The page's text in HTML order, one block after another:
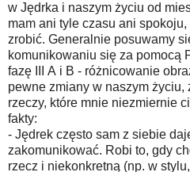
w Jędrka i naszym życiu od
mam ani tyle czasu ani
zrobić. Generalnie posuwamy
komunikowaniu się za pomocą
fazę III A i B - różnicowanie
pewne zmiany w naszym życiu,
rzeczy, które mnie niezmiernie
fakty:
- Jędrek często sam z siebie
zakomunikować. Robi to, gdy
rzecz i niekonkretną (np. w